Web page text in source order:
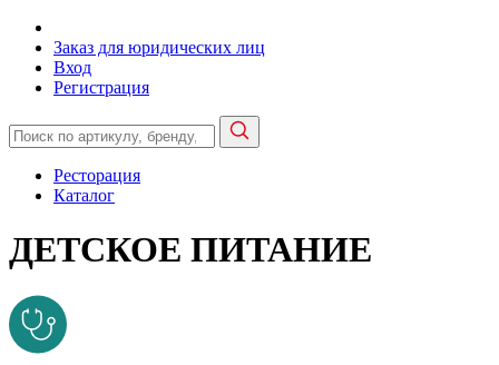
Заказ для юридических лиц
Вход
Регистрация
Ресторация
Каталог
ДЕТСКОЕ ПИТАНИЕ